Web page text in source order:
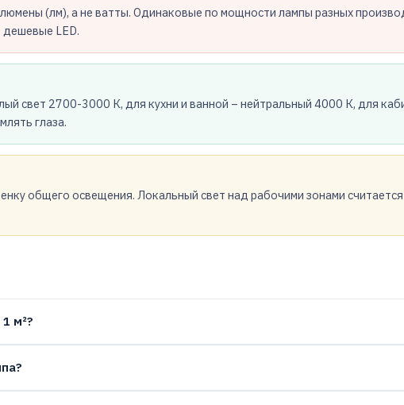
(лм), а не ватты. Одинаковые по мощности лампы разных
дешевые LED.
свет 2700-3000 К, для кухни и ванной – нейтральный 4000 К, для
глаза.
общего освещения. Локальный свет над рабочими зонами
м²?